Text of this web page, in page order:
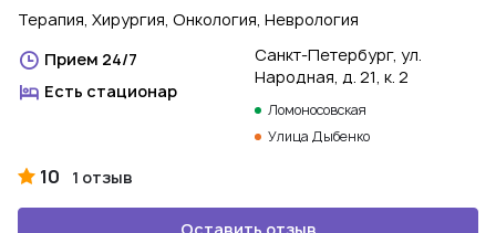
Терапия, Хирургия, Онкология, Неврология
Прием 24/7
Есть стационар
Санкт-Петербург, ул.
Народная, д. 21, к. 2
Ломоносовская
Улица Дыбенко
10 1 отзыв